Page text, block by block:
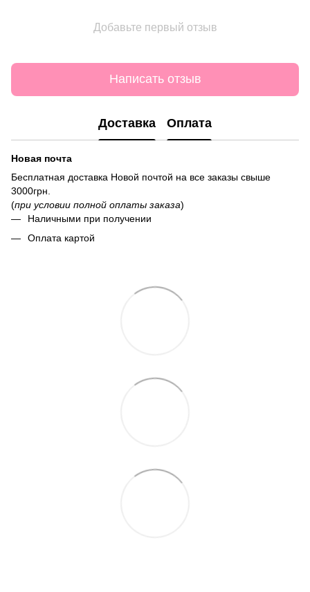
Добавьте первый отзыв
Написать отзыв
Доставка Оплата
Новая почта
Бесплатная доставка Новой почтой на все заказы свыше
3000грн.
(при условии полной оплаты заказа)
Наличными при получении
Оплата картой